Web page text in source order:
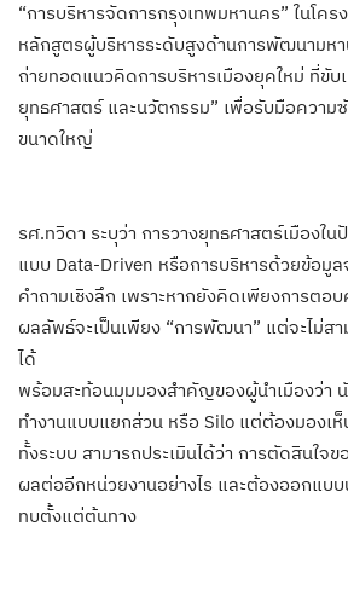
“การบริหารจัดการกรุงเทพมหานคร” ในโค
หลักสูตรผู้บริหารระดับสูงด้านการพัฒนามห
ถ่ายทอดแนวคิดการบริหารเมืองยุคใหม่ ที่ขับ
ยุทธศาสตร์ และนวัตกรรม” เพื่อรับมือความ
ขนาดใหญ่
รศ.ทวิดา ระบุว่า การวางยุทธศาสตร์เมืองใ
แบบ Data-Driven หรือการบริหารด้วยข้อมู
คำถามเชิงลึก เพราะหากยังคิดเพียงการตอ
ผลลัพธ์จะเป็นเพียง “การพัฒนา” แต่จะไม่ส
ได้
พร้อมสะท้อนมุมมองสำคัญของผู้นำเมืองว่า
ทำงานแบบแยกส่วน หรือ Silo แต่ต้องมองเห็
ทั้งระบบ สามารถประเมินได้ว่า การตัดสินใจ
ผลต่ออีกหน่วยงานอย่างไร และต้องออกแบ
ทบตั้งแต่ต้นทาง